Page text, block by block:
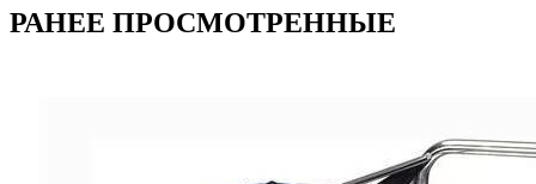
РАНЕЕ ПРОСМОТРЕННЫЕ